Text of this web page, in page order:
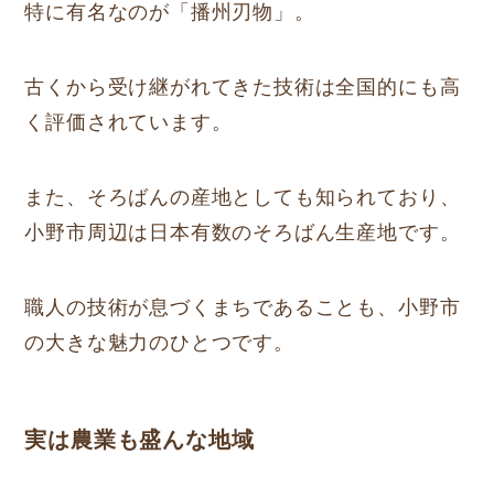
特に有名なのが「播州刃物」。
古くから受け継がれてきた技術は全国的にも高
く評価されています。
また、そろばんの産地としても知られており、
小野市周辺は日本有数のそろばん生産地です。
職人の技術が息づくまちであることも、小野市
の大きな魅力のひとつです。
実は農業も盛んな地域